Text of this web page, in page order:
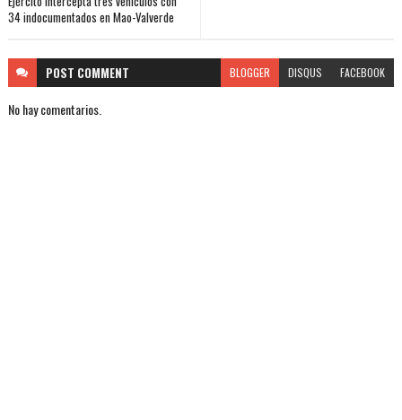
34 indocumentados en Mao-Valverde
POST COMMENT BLOGGER DISQUS FACEBOOK
No hay comentarios.